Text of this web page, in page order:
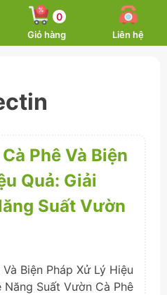
0
Giỏ hàng Liên hệ
Phê Và Biện
Quả: Giải
Suất Vườn
Biện Pháp Xử Lý Hiệu
Năng Suất Vườn Cà Phê